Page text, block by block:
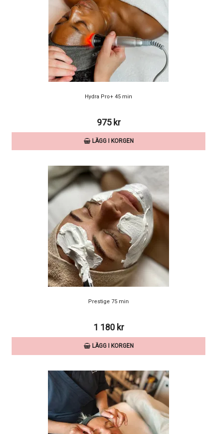
Hydra Pro+ 45 min
975 kr
LÄGG I KORGEN
Prestige 75 min
1 180 kr
LÄGG I KORGEN